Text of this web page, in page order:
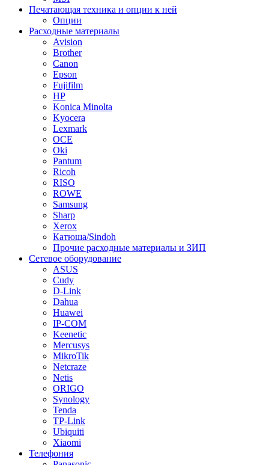
Печатающая техника и опции к ней
Опции
Расходные материалы
Avision
Brother
Canon
Epson
Fujifilm
HP
Konica Minolta
Kyocera
Lexmark
OCE
Oki
Pantum
Ricoh
RISO
ROWE
Samsung
Sharp
Xerox
Катюша/Sindoh
Прочие расходные материалы и ЗИП
Сетевое оборудование
ASUS
Cudy
D-Link
Dahua
Huawei
IP-COM
Keenetic
Mercusys
MikroTik
Netcraze
Netis
ORIGO
Synology
Tenda
TP-Link
Ubiquiti
Xiaomi
Телефония